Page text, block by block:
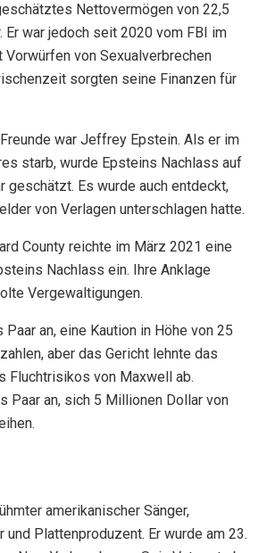
Nettovermögen von 22,5
Er war jedoch seit 2020 vom FBI im
Vorwürfen von Sexualverbrechen
sorgten seine Finanzen für
war Jeffrey Epstein. Als er im
starb, wurde Epsteins Nachlass auf
geschätzt. Es wurde auch entdeckt,
von Verlagen unterschlagen hatte.
County reichte im März 2021 eine
Nachlass ein. Ihre Anklage
Vergewaltigungen.
Paar an, eine Kaution in Höhe von 25
aber das Gericht lehnte das
Fluchtrisikos von Maxwell ab.
Paar an, sich 5 Millionen Dollar von
amerikanischer Sänger,
und Plattenproduzent. Er wurde am 23.